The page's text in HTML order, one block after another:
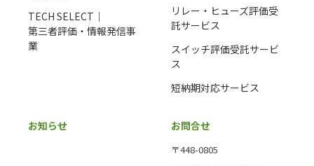
TECH SELECT｜
第三者評価・情報発信事
業
リレー・ヒューズ評価受
託サービス
スイッチ評価受託サービ
ス
短納期対応サービス
お知らせ お問合せ
〒448-0805